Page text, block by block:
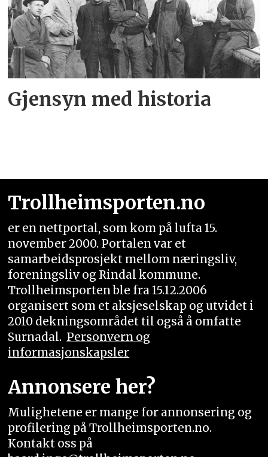
Gjensyn med historia
Trollheimsporten.no
er en nettportal, som kom på lufta 15.
november 2000. Portalen var et
samarbeidsprosjekt mellom næringsliv,
foreningsliv og Rindal kommune.
Trollheimsporten ble fra 15.12.2006
organisert som et aksjeselskap og utvidet i
2010 dekningsområdet til også å omfatte
Surnadal. Personvern og
informasjonskapsler
Annonsere her?
Mulighetene er mange for annonsering og
profilering på Trollheimsporten.no.
Kontakt oss på